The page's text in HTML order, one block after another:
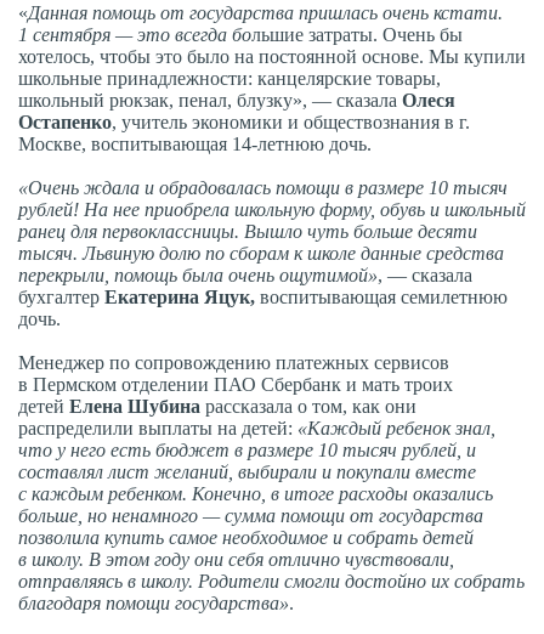
«Данная помощь от государства пришлась очень кстати.
1 сентября — это всегда большие затраты. Очень бы
хотелось, чтобы это было на постоянной основе. Мы купили
школьные принадлежности: канцелярские товары,
школьный рюкзак, пенал, блузку», — сказала Олеся
Остапенко, учитель экономики и обществознания в г.
Москве, воспитывающая 14-летнюю дочь.
«Очень ждала и обрадовалась помощи в размере 10 тысяч
рублей! На нее приобрела школьную форму, обувь и школьный
ранец для первоклассницы. Вышло чуть больше десяти
тысяч. Львиную долю по сборам к школе данные средства
перекрыли, помощь была очень ощутимой», — сказала
бухгалтер Екатерина Яцук, воспитывающая семилетнюю
дочь.
Менеджер по сопровождению платежных сервисов
в Пермском отделении ПАО Сбербанк и мать троих
детей Елена Шубина рассказала о том, как они
распределили выплаты на детей: «Каждый ребенок знал,
что у него есть бюджет в размере 10 тысяч рублей, и
составлял лист желаний, выбирали и покупали вместе
с каждым ребенком. Конечно, в итоге расходы оказались
больше, но ненамного — сумма помощи от государства
позволила купить самое необходимое и собрать детей
в школу. В этом году они себя отлично чувствовали,
отправляясь в школу. Родители смогли достойно их собрать
благодаря помощи государства».